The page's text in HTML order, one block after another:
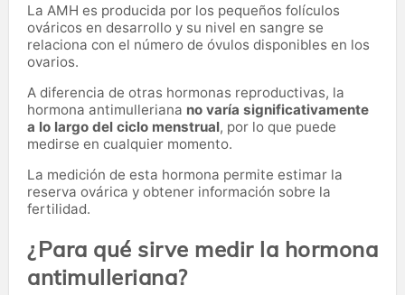
La AMH es producida por los pequeños folículos
ováricos en desarrollo y su nivel en sangre se
relaciona con el número de óvulos disponibles en los
ovarios.
A diferencia de otras hormonas reproductivas, la
hormona antimulleriana no varía significativamente
a lo largo del ciclo menstrual, por lo que puede
medirse en cualquier momento.
La medición de esta hormona permite estimar la
reserva ovárica y obtener información sobre la
fertilidad.
¿Para qué sirve medir la hormona
antimulleriana?